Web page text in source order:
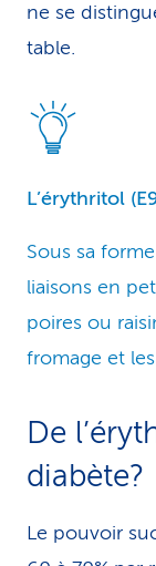
ne se
table.
L’érythritol
Sous sa
liaisons en
poires ou
fromage et
De
diabète?
Le pouvoir